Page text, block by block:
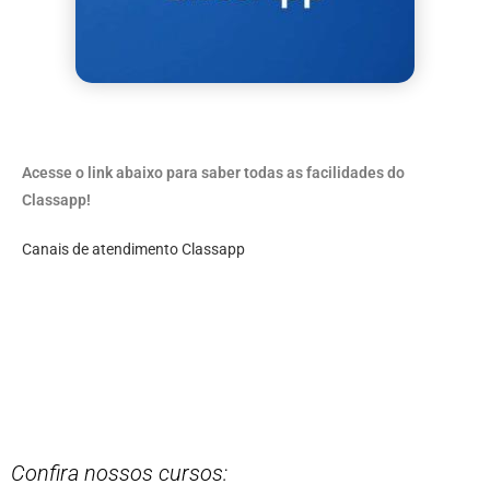
Acesse o link abaixo para saber todas as facilidades do
Classapp!
Canais de atendimento Classapp
Confira nossos cursos: